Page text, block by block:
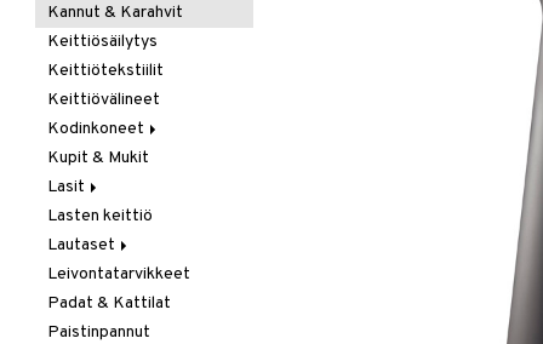
Kannut & Karahvit
Keittiösäilytys
Keittiötekstiilit
Keittiövälineet
Kodinkoneet
Kahvi, Tee & Espresso
Leivänpaahtimet
Mixerit &
Sähkövatkaimet
Muut koneet
Vedenkeittimet
Kupit & Mukit
Lasit
Juoma- & Cocktailasit
Juomalasit
Olutlasit
Shamppanjalasit
Snapsi- & Aveclasit
Lasten keittiö
Lautaset
Asetit
Ruokalautaset
Syvät lautaset
Leivontatarvikkeet
Padat & Kattilat
Paistinpannut